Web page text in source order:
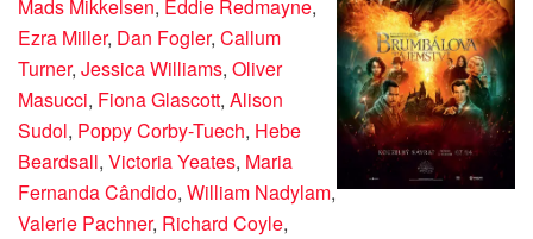
Mads Mikkelsen, Eddie Redmayne,
Ezra Miller, Dan Fogler, Callum
Turner, Jessica Williams, Oliver
Masucci, Fiona Glascott, Alison
Sudol, Poppy Corby-Tuech, Hebe
Beardsall, Victoria Yeates, Maria
Fernanda Cândido, William Nadylam,
Valerie Pachner, Richard Coyle,